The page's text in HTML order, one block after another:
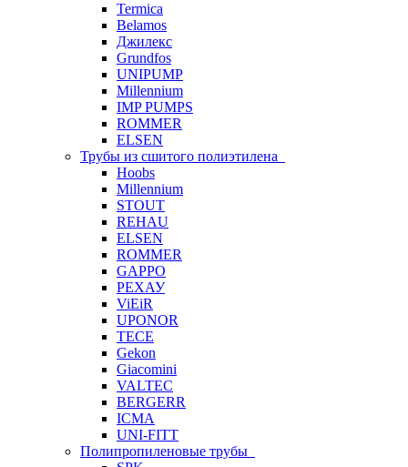
Termica
Belamos
Джилекс
Grundfos
UNIPUMP
Millennium
IMP PUMPS
ROMMER
ELSEN
Трубы из сшитого полиэтилена
Hoobs
Millennium
STOUT
REHAU
ELSEN
ROMMER
GAPPO
РЕХАУ
ViEiR
UPONOR
TECE
Gekon
Giacomini
VALTEC
BERGERR
ICMA
UNI-FITT
Полипропиленовые трубы